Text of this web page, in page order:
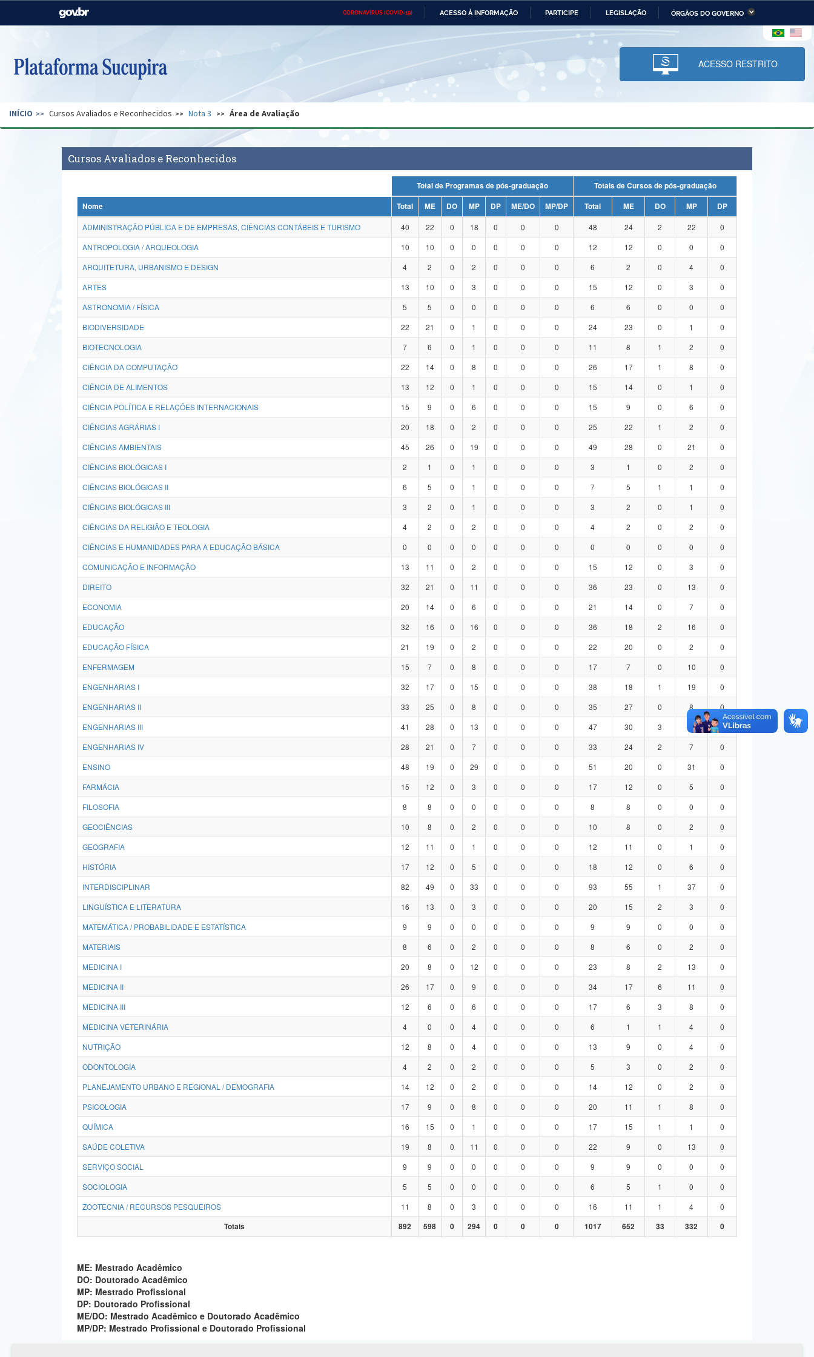
CORONAVÍRUS (COVID-19) ACESSO À INFORMAÇÃO PARTICIPE LEGISLAÇÃO ÓRGÃOS DO GOVERNO
Casa Civil Ministério das Relações Ministério da Economia Ministério da Infraestrutura
Pecuária e Abastecimento
Ministério da Ciência,
Tecnologia, Inovações e
Comunicações
Ministério do Desenvolvimento
Regional e dos Direitos Humanos
Secretaria de Governo Gabinete de Segurança Advocacia-Geral da União Banco Central do Brasil Planalto
ACESSO RESTRITO
INÍCIO Cursos Avaliados e Reconhecidos Nota 3 Área de Avaliação
Cursos Avaliados e Reconhecidos
Total de Programas de pós-graduação
Totais de Cursos de pós-graduação
Nome
Total ME DO MP DP ME/DO MP/DP Total ME DO MP
DP
ADMINISTRAÇÃO PÚBLICA E DE EMPRESAS, CIÊNCIAS CONTÁBEIS E TURISMO
40 22 0 18 0 0 0 48 24 2 22
0
ANTROPOLOGIA / ARQUEOLOGIA
10 10 0 0 0 0 0 12 12 0 0
0
ARQUITETURA, URBANISMO E DESIGN
4 2 0 2 0 0 0 6 2 0 4
0
ARTES
13 10 0 3 0 0 0 15 12 0 3
0
ASTRONOMIA / FÍSICA
5 5 0 0 0 0 0 6 6 0 0
0
BIODIVERSIDADE
22 21 0 1 0 0 0 24 23 0 1
0
BIOTECNOLOGIA
7 6 0 1 0 0 0 11 8 1 2
0
CIÊNCIA DA COMPUTAÇÃO
22 14 0 8 0 0 0 26 17 1 8
0
CIÊNCIA DE ALIMENTOS
13 12 0 1 0 0 0 15 14 0 1
0
CIÊNCIA POLÍTICA E RELAÇÕES INTERNACIONAIS
15 9 0 6 0 0 0 15 9 0 6
0
CIÊNCIAS AGRÁRIAS I
20 18 0 2 0 0 0 25 22 1 2
0
CIÊNCIAS AMBIENTAIS
45 26 0 19 0 0 0 49 28 0 21
0
CIÊNCIAS BIOLÓGICAS I
2 1 0 1 0 0 0 3 1 0 2
0
CIÊNCIAS BIOLÓGICAS II
6 5 0 1 0 0 0 7 5 1 1
0
CIÊNCIAS BIOLÓGICAS III
3 2 0 1 0 0 0 3 2 0 1
0
CIÊNCIAS DA RELIGIÃO E TEOLOGIA
4 2 0 2 0 0 0 4 2 0 2
0
CIÊNCIAS E HUMANIDADES PARA A EDUCAÇÃO BÁSICA
0 0 0 0 0 0 0 0 0 0 0
0
COMUNICAÇÃO E INFORMAÇÃO
13 11 0 2 0 0 0 15 12 0 3
0
DIREITO
32 21 0 11 0 0 0 36 23 0 13
0
ECONOMIA
20 14 0 6 0 0 0 21 14 0 7
0
EDUCAÇÃO
32 16 0 16 0 0 0 36 18 2 16
0
EDUCAÇÃO FÍSICA
21 19 0 2 0 0 0 22 20 0 2
0
ENFERMAGEM
15 7 0 8 0 0 0 17 7 0 10
0
ENGENHARIAS I
32 17 0 15 0 0 0 38 18 1 19
0
ENGENHARIAS II
33 25 0 8 0 0 0 35 27 0 8
0
ENGENHARIAS III
41 28 0 13 0 0 0 47 30 3 14
0
ENGENHARIAS IV
28 21 0 7 0 0 0 33 24 2 7
0
ENSINO
48 19 0 29 0 0 0 51 20 0 31
0
FARMÁCIA
15 12 0 3 0 0 0 17 12 0 5
0
FILOSOFIA
8 8 0 0 0 0 0 8 8 0 0
0
GEOCIÊNCIAS
10 8 0 2 0 0 0 10 8 0 2
0
GEOGRAFIA
12 11 0 1 0 0 0 12 11 0 1
0
HISTÓRIA
17 12 0 5 0 0 0 18 12 0 6
0
INTERDISCIPLINAR
82 49 0 33 0 0 0 93 55 1 37
0
LINGUÍSTICA E LITERATURA
16 13 0 3 0 0 0 20 15 2 3
0
MATEMÁTICA / PROBABILIDADE E ESTATÍSTICA
9 9 0 0 0 0 0 9 9 0 0
0
MATERIAIS
8 6 0 2 0 0 0 8 6 0 2
0
MEDICINA I
20 8 0 12 0 0 0 23 8 2 13
0
MEDICINA II
26 17 0 9 0 0 0 34 17 6 11
0
MEDICINA III
12 6 0 6 0 0 0 17 6 3 8
0
MEDICINA VETERINÁRIA
4 0 0 4 0 0 0 6 1 1 4
0
NUTRIÇÃO
12 8 0 4 0 0 0 13 9 0 4
0
ODONTOLOGIA
4 2 0 2 0 0 0 5 3 0 2
0
PLANEJAMENTO URBANO E REGIONAL / DEMOGRAFIA
14 12 0 2 0 0 0 14 12 0 2
0
PSICOLOGIA
17 9 0 8 0 0 0 20 11 1 8
0
QUÍMICA
16 15 0 1 0 0 0 17 15 1 1
0
SAÚDE COLETIVA
19 8 0 11 0 0 0 22 9 0 13
0
SERVIÇO SOCIAL
9 9 0 0 0 0 0 9 9 0 0
0
SOCIOLOGIA
5 5 0 0 0 0 0 6 5 1 0
0
ZOOTECNIA / RECURSOS PESQUEIROS
11 8 0 3 0 0 0 16 11 1 4
0
Totais
892 598 0 294 0 0 0 1017 652 33 332 0
ME: Mestrado Acadêmico
DO: Doutorado Acadêmico
MP: Mestrado Profissional
DP: Doutorado Profissional
ME/DO: Mestrado Acadêmico e Doutorado Acadêmico
MP/DP: Mestrado Profissional e Doutorado Profissional